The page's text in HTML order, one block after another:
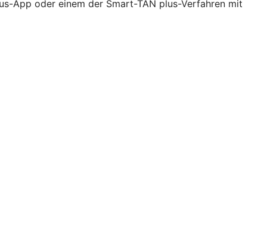
App oder einem der Smart-TAN plus-Verfahren mit